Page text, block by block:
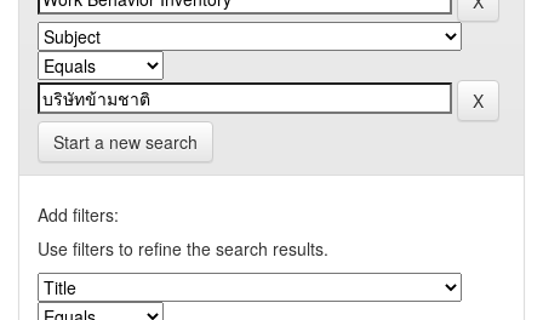
Start a new search
Add filters:
Use filters to refine the search results.